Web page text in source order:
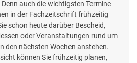
auch die wichtigsten Termine
in der Fachzeitschrift frühzeitig
schon heute darüber Bescheid,
oder Veranstaltungen rund um
den nächsten Wochen anstehen.
können Sie frühzeitig planen,